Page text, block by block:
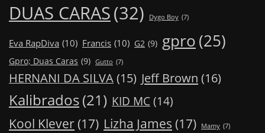
DUAS CARAS(32) Dygo Boy (7)
Eva RapDiva (10) Francis (10) G2 (9) gpro(25)
Gpro; Duas Caras (9) Gutto (7)
HERNANI DA SILVA(15) Jeff Brown (16)
Kalibrados(21) KID MC (14)
Kool Klever (17) Lizha James (17) Mamy (7)